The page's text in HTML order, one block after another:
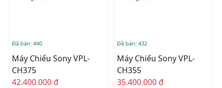
Đã bán: 440
Máy Chiếu Sony VPL-
CH375
42.400.000 đ
Đã bán: 432
Máy Chiếu Sony VPL-
CH355
35.400.000 đ